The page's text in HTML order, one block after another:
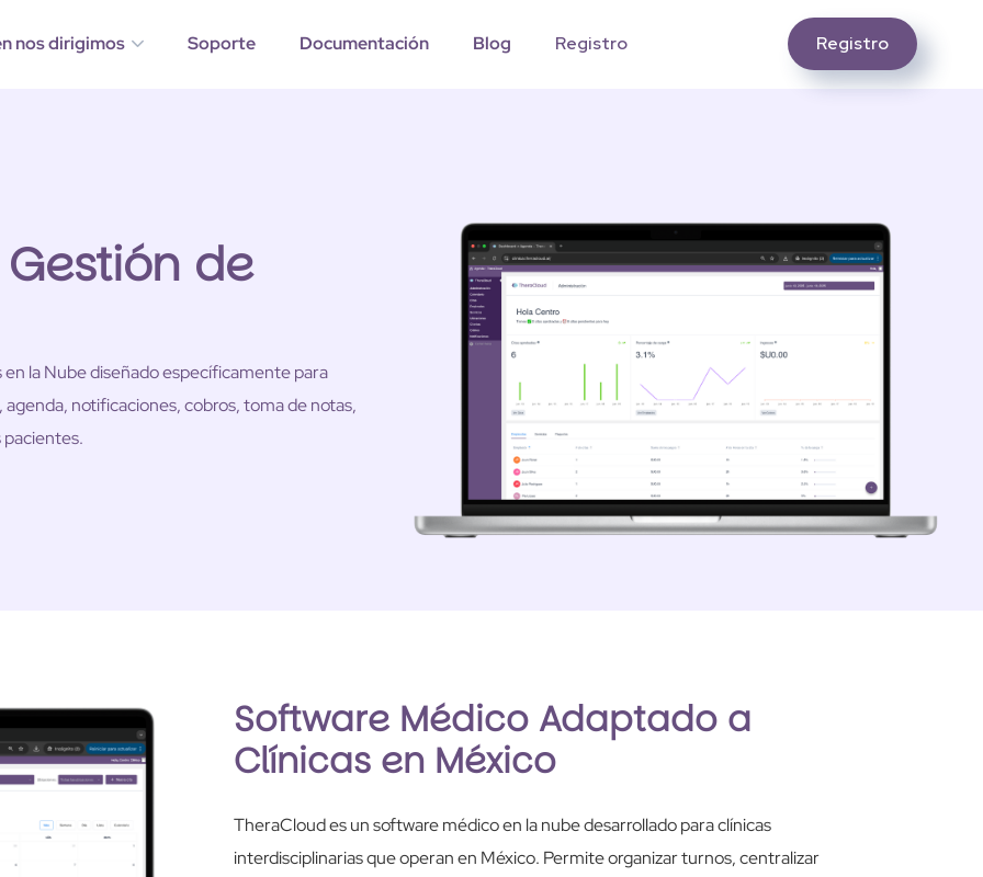
nos dirigimos Soporte Documentación Blog Registro Registro
de
la Nube diseñado específicamente para
notificaciones, cobros, toma de notas,
Software Médico Adaptado a
Clínicas en México
TheraCloud es un software médico en la nube desarrollado para clínicas
interdisciplinarias que operan en México. Permite organizar turnos, centralizar